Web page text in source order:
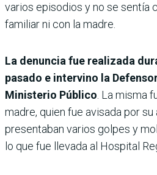
varios episodios y no se sentía
familiar ni con la madre.
La denuncia fue realizada
pasado e intervino la
Ministerio Público . La misma
madre, quien fue avisada por su
presentaban varios golpes y
lo que fue llevada al Hospital